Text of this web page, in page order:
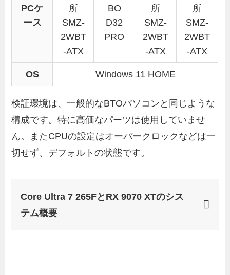
PCケ
ース
所
SMZ-
2WBT
-ATX
BO
D32
PRO
所
SMZ-
2WBT
-ATX
所
SMZ-
2WBT
-ATX
OS Windows 11 HOME
検証環境は、一般的なBTOパソコンと同じような
構成です。特に高価なパーツは使用していませ
ん。またCPUの設定はオーバークロックなどは一
切せず、デフォルトの状態です。
Core Ultra 7 265FとRX 9070 XTのシス
テム概要